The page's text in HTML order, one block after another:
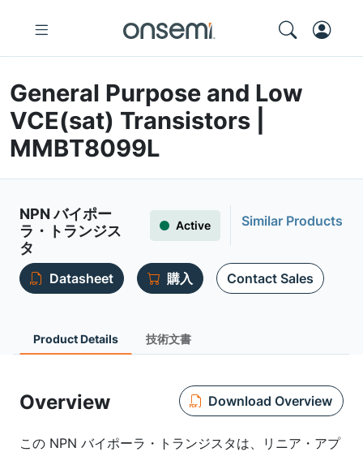
General Purpose and Low
VCE(sat) Transistors |
MMBT8099L
NPN バイポー
ラ・トランジス
タ
Active Similar Products
Datasheet 購入 Contact Sales
Product Details 技術文書
Overview Download Overview
この NPN バイポーラ・トランジスタは、リニア・アプ